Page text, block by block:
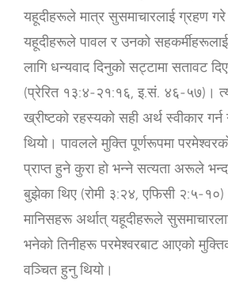
यहूदीहरूले मात्र सुसमाचारलाई ग्रहण
यहूदीहरूले पावल र उनको
लागि धन्यवाद दिनुको सट्टामा सतावट
(प्रेरित १३:४-२१:१६, इ.सं. ४६-५७)।
ख्रीष्टको रहस्यको सही अर्थ स्वीकार गर्न
थियो। पावलले मुक्ति पूर्णरूपमा
प्राप्‍त हुने कुरा हो भन्‍ने सत्यता अरूले
बुझेका थिए (रोमी ३:२४, एफिसी २:५-
मानिसहरू अर्थात् यहूदीहरूले
भनेको तिनीहरू परमेश्‍वरबाट आएको
वञ्चित हुनु थियो।